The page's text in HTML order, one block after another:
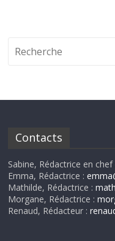
Contacts
Sabine, Rédactrice en chef
Emma, Rédactrice :
Mathilde, Rédactrice :
Morgane, Rédactrice :
Renaud, Rédacteur :